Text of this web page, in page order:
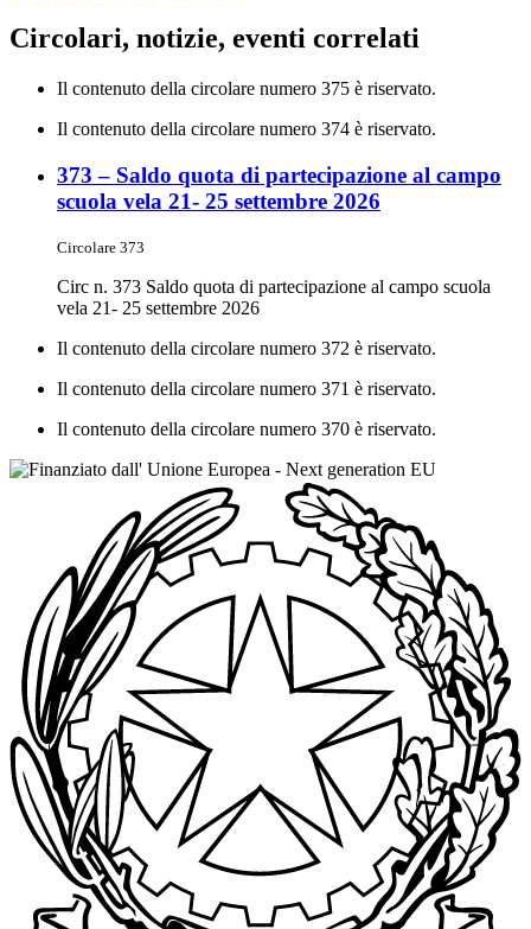
Circolari, notizie, eventi correlati
Il contenuto della circolare numero 375 è riservato.
Il contenuto della circolare numero 374 è riservato.
373 – Saldo quota di partecipazione al campo
scuola vela 21- 25 settembre 2026
Circolare 373
Circ n. 373 Saldo quota di partecipazione al campo scuola
vela 21- 25 settembre 2026
Il contenuto della circolare numero 372 è riservato.
Il contenuto della circolare numero 371 è riservato.
Il contenuto della circolare numero 370 è riservato.